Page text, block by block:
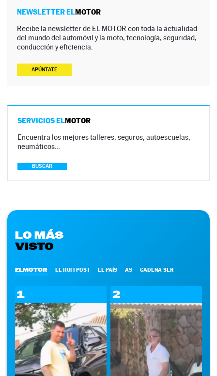
NEWSLETTER ELMOTOR
Recibe la newsletter de EL MOTOR con toda la actualidad
del mundo del automóvil y la moto, tecnología, seguridad,
conducción y eficiencia.
APÚNTATE
SERVICIOS ELMOTOR
Encuentra los mejores talleres, seguros, autoescuelas,
neumáticos…
BUSCAR
LO MÁS
VISTO
ELMOTOR EL HUFFPOST EL PAÍS AS CADENA SER
1 2